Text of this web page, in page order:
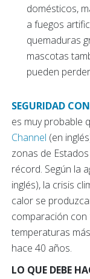
domésticos,
a fuegos
quemaduras
mascotas
pueden
SEGURIDAD
es muy probable
Channel (en
zonas de
récord. Según la
inglés), la crisis
calor se
comparación con
temperaturas
hace 40 años.
LO QUE DEBE